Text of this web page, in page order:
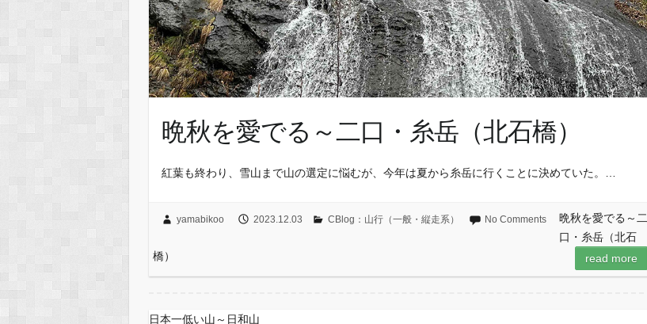
晩秋を愛でる～二口・糸岳（北石橋）
紅葉も終わり、雪山まで山の選定に悩むが、今年は夏から糸岳に行くことに決めていた。…
yamabikoo 2023.12.03 CBlog：山行（一般・縦走系） No Comments
晩秋を愛でる～二
口・糸岳（北石
橋）
read more
日本一低い山～日和山